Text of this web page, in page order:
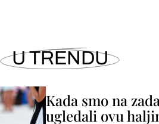
U TRENDU
Kada smo na
ugledali ovu